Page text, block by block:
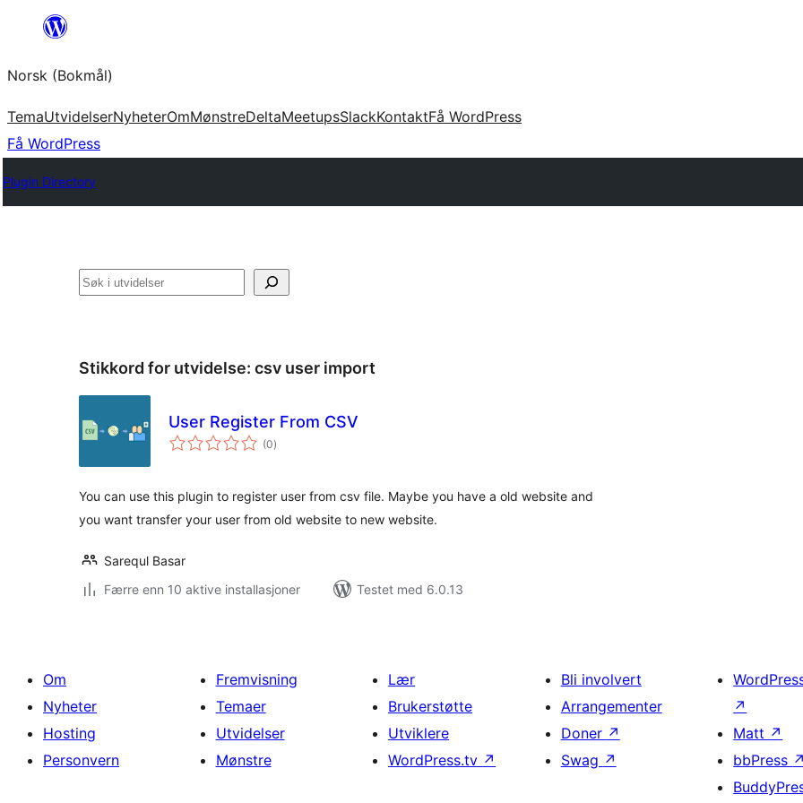
Hopp
innhold
Norsk (Bokmål)
TemaUtvidelserNyheterOmMønstreDeltaMeetupsSlackKontaktFå WordPress
Få WordPress
Plugin Directory
Søk
Stikkord for utvidelse: csv user import
User Register From CSV
(0totale
vurderinger
)
You can use this plugin to register user from csv file. Maybe you have a old website and
you want transfer your user from old website to new website.
Sarequl Basar
Færre enn 10 aktive installasjoner
Testet med 6.0.13
Om
Nyheter
Hosting
Personvern
Fremvisning
Temaer
Utvidelser
Mønstre
Lær
Brukerstøtte
Utviklere
WordPress.tv ↗
Bli involvert
Arrangementer
Doner ↗
Swag ↗
↗
Matt ↗
bbPress ↗